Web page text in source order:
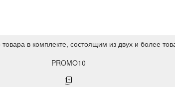
товара в комплекте, состоящим из двух и более
PROMO10